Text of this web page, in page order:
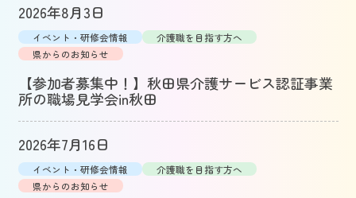
2026年8月3日
イベント・研修会情報
介護職を目指す方へ
県からのお知らせ
【参加者募集中！】秋田県介護サービス認証事業
所の職場見学会in秋田
2026年7月16日
イベント・研修会情報
介護職を目指す方へ
県からのお知らせ